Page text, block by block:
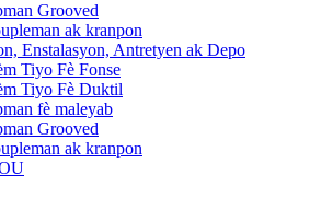
Grooved
ak kranpon
Enstalasyon, Antretyen ak Depo
Tiyo Fè Fonse
Tiyo Fè Duktil
fè maleyab
Grooved
ak kranpon